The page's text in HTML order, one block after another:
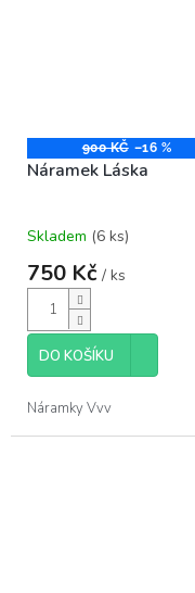
900 KČ –16 %
Náramek Láska
Skladem (6 ks)
750 Kč / ks
DO KOŠÍKU
Náramky Vvv